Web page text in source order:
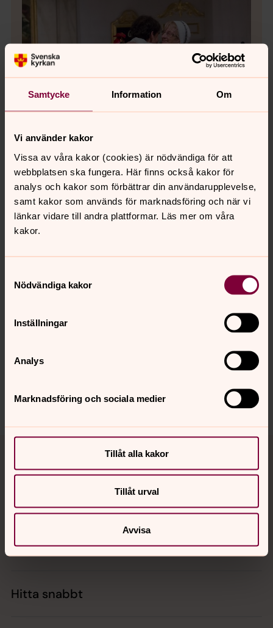
Samtycke Information Om
Vi använder kakor
Vissa av våra kakor (cookies) är nödvändiga för att
webbplatsen ska fungera. Här finns också kakor för
analys och kakor som förbättrar din användarupplevelse,
samt kakor som används för marknadsföring och när vi
länkar vidare till andra plattformar. Läs mer om våra
kakor.
Nödvändiga kakor
Inställningar
Analys
Marknadsföring och sociala medier
Tillåt alla kakor
Tillåt urval
Avvisa
Bild 1 av 7Foto: Ingrid del castillo
innehåll?
Dela
Tillbaka till toppen
Tillbaka till innehållet
Kontakt
Kalender
Hitta snabbt